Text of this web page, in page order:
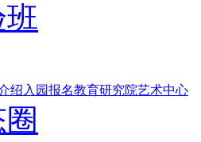
绍 入园报名教育研究院艺术中心